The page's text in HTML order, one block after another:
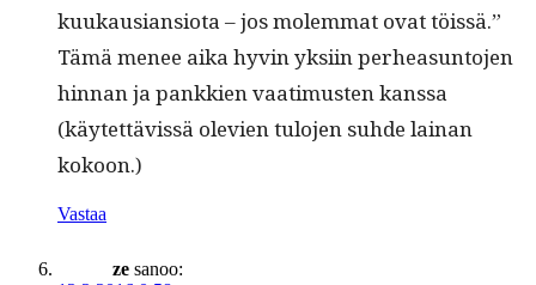
kuukau­sian­sio­ta – jos molem­mat ovat töissä.”
Tämä menee aika hyvin yksi­in per­hea­sun­to­jen
hin­nan ja pankkien vaa­timusten kanssa
(käytet­tävis­sä ole­vien tulo­jen suhde lainan
kokoon.)
Vastaa
ze sanoo: